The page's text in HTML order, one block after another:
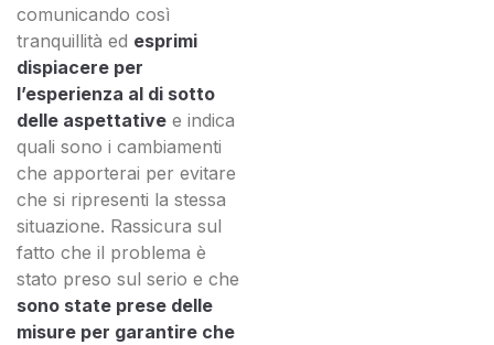
comunicando così
tranquillità ed esprimi
dispiacere per
l’esperienza al di sotto
delle aspettative e indica
quali sono i cambiamenti
che apporterai per evitare
che si ripresenti la stessa
situazione. Rassicura sul
fatto che il problema è
stato preso sul serio e che
sono state prese delle
misure per garantire che